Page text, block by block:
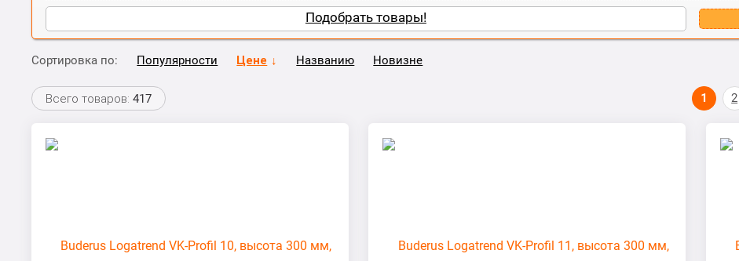
Подобрать товары!
Сортировка по: Популярности Цене Названию Новизне
Всего товаров:417 1 2